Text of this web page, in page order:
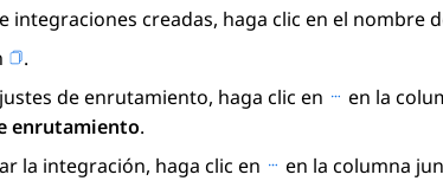
integraciones creadas, haga clic en el nombre
.
de enrutamiento, haga clic en
en la
enrutamiento.
la integración, haga clic en
en la columna